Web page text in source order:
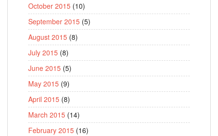
October 2015 (10)
September 2015 (5)
August 2015 (8)
July 2015 (8)
June 2015 (5)
May 2015 (9)
April 2015 (8)
March 2015 (14)
February 2015 (16)